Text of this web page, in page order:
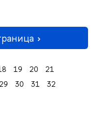
19 20
21
29 30 31
32